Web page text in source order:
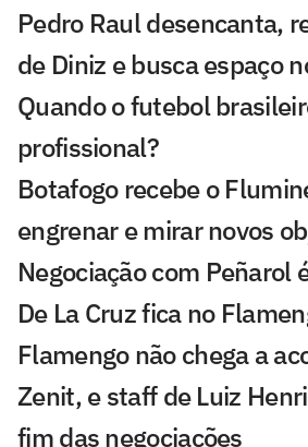
Pedro Raul desencanta,
de Diniz e busca espaço
Quando o futebol
profissional?
Botafogo recebe o
engrenar e mirar novos
Negociação com Peñarol
De La Cruz fica no
Flamengo não chega a
Zenit, e staff de Luiz
fim das negociações